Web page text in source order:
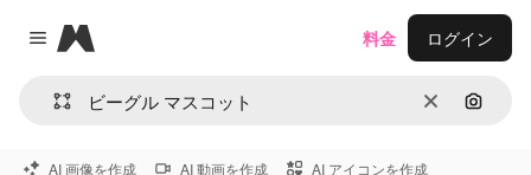
Close menu
Magnific
消去 画像で
料金 ログイン
AI 画像を作成 AI 動画を作成 AI アイコンを作成